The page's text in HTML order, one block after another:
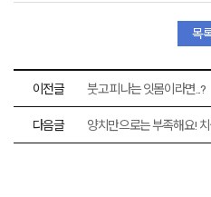
목
이전글 붓고 피나는 잇몸이라면...?
다음글 양치만으로는 부족해요!